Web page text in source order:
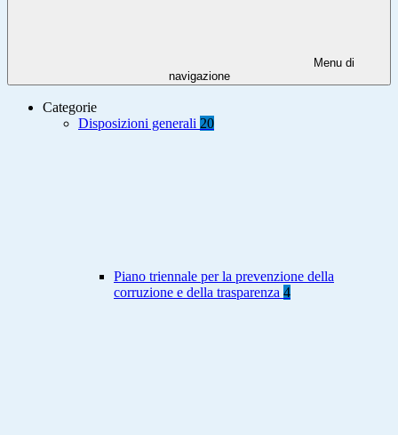
Menu di
navigazione
Categorie
Disposizioni generali 20
Piano triennale per la prevenzione della
corruzione e della trasparenza 4